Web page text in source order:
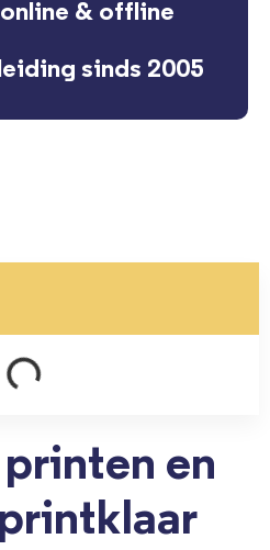
& offline
sinds 2005
printen en